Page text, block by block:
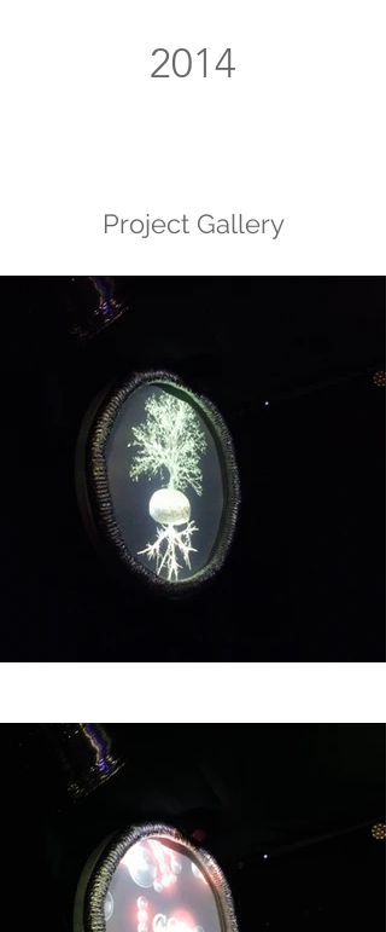
2014
Project Gallery